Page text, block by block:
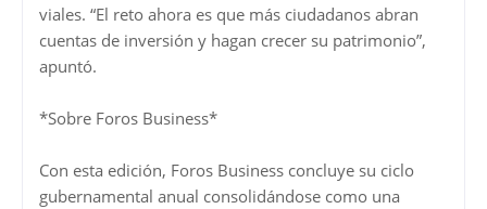
viales. “El reto ahora es que más ciudadanos abran
cuentas de inversión y hagan crecer su patrimonio”,
apuntó.
*Sobre Foros Business*
Con esta edición, Foros Business concluye su ciclo
gubernamental anual consolidándose como una